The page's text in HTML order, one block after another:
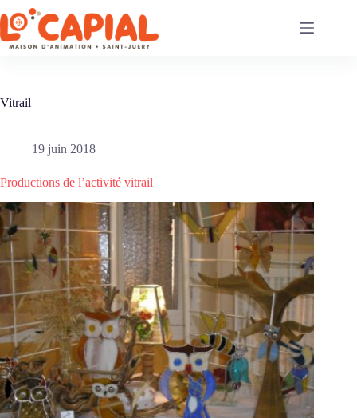
Passer
au
contenu
Vitrail
19 juin 2018
Productions de l’activité vitrail